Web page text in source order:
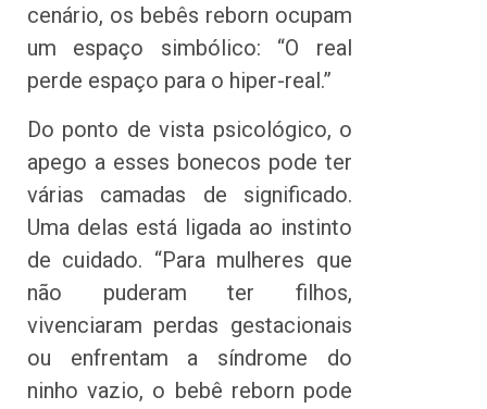
cenário, os bebês reborn ocupam
um espaço simbólico: “O real
perde espaço para o hiper-real.”
Do ponto de vista psicológico, o
apego a esses bonecos pode ter
várias camadas de significado.
Uma delas está ligada ao instinto
de cuidado. “Para mulheres que
não puderam ter filhos,
vivenciaram perdas gestacionais
ou enfrentam a síndrome do
ninho vazio, o bebê reborn pode